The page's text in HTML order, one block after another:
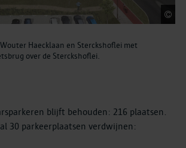
Haecklaan en Sterckshoflei met
over de Sterckshoflei.
blijft behouden: 216 plaatsen.
30 parkeerplaatsen verdwijnen: